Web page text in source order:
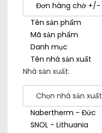
Đơn hàng chờ +/-
Tên sản phẩm
Mã sản phẩm
Danh mục
Tên nhà sản xuất
Nhà sản xuất:
Chọn nhà sản xuất
Nabertherm - Đức
SNOL - Lithuania